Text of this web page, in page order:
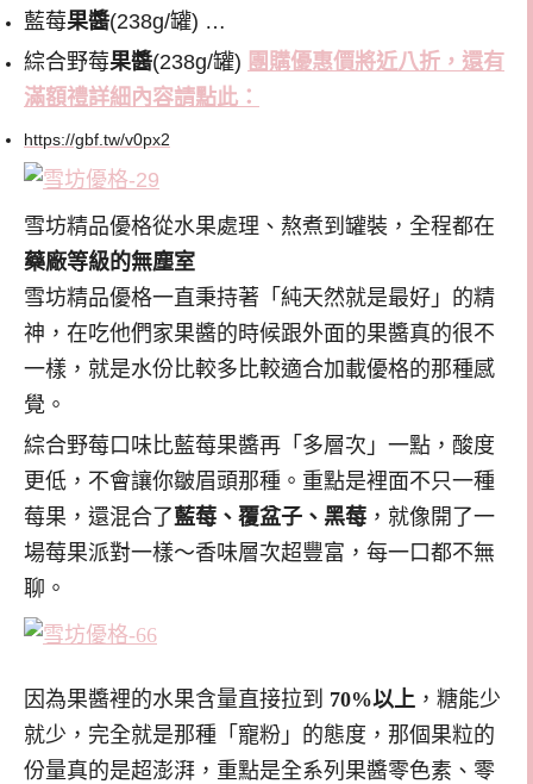
藍莓果醬(238g/罐) …
綜合野莓果醬(238g/罐) 團購優惠價將近八折，還有
滿額禮詳細內容請點此：
https://gbf.tw/v0px2
雪坊精品優格從水果處理、熬煮到罐裝，全程都在
藥廠等級的無塵室
雪坊精品優格一直秉持著「純天然就是最好」的精
神，在吃他們家果醬的時候跟外面的果醬真的很不
一樣，就是水份比較多比較適合加載優格的那種感
覺。
綜合野莓口味比藍莓果醬再「多層次」一點，酸度
更低，不會讓你皺眉頭那種。重點是裡面不只一種
莓果，還混合了藍莓、覆盆子、黑莓 ，就像開了一
場莓果派對一樣～香味層次超豐富，每一口都不無
聊。
因為果醬裡的水果含量直接拉到 70%以上 ，糖能少
就少，完全就是那種「寵粉」的態度，那個果粒的
份量真的是超澎湃，重點是全系列果醬零色素、零